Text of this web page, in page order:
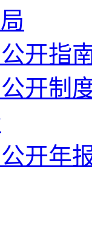
开指
开制
开年